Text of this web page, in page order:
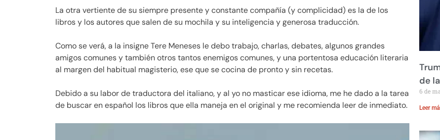
La otra vertiente de su siempre presente y constante compañía (y complicidad) es la de los
libros y los autores que salen de su mochila y su inteligencia y generosa traducción.
Como se verá, a la insigne Tere Meneses le debo trabajo, charlas, debates, algunos grandes
amigos comunes y también otros tantos enemigos comunes, y una portentosa educación literaria
al margen del habitual magisterio, ese que se cocina de pronto y sin recetas.
Debido a su labor de traductora del italiano, y al yo no masticar ese idioma, me he dado a la tarea
de buscar en español los libros que ella maneja en el original y me recomienda leer de inmediato.
de
6 de
Leer